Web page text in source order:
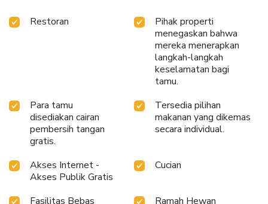
Restoran
Pihak properti
menegaskan bahwa
mereka menerapkan
langkah-langkah
keselamatan bagi
tamu.
Para tamu
disediakan cairan
pembersih tangan
gratis.
Tersedia pilihan
makanan yang dikemas
secara individual.
Akses Internet -
Akses Publik Gratis
Cucian
Fasilitas Bebas Ramah Hewan